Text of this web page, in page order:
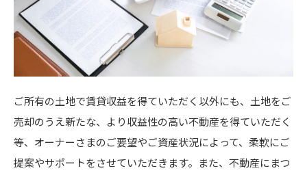
ご所有の土地で賃貸収益を得ていただく以外にも、土地をご
売却のうえ新たな、より収益性の高い不動産を得ていただく
等、オーナーさまのご要望やご資産状況によって、柔軟にご
提案やサポートをさせていただきます。また、不動産にまつ